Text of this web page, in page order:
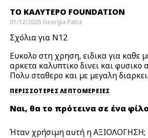
ΤΟ ΚΑΛΥΤΕΡΟ FOUNDATION
01/12/2025 Georgia Patra
Σχόλια για N12
Ευκολο στη χρηση, ειδικα για καθε
αρκετα καλυπτικο δινει και φυσικο
Πολυ σταθερο και με μεγαλη
ΠΕΡΙΣΣΌΤΕΡΕΣ ΛΕΠΤΟΜΈΡΕΙΕΣ
Ναι, θα το πρότεινα σε ένα φίλο
Ήταν χρήσιμη αυτή η ΑΞΙΟΛΟΓΗΣΗ;